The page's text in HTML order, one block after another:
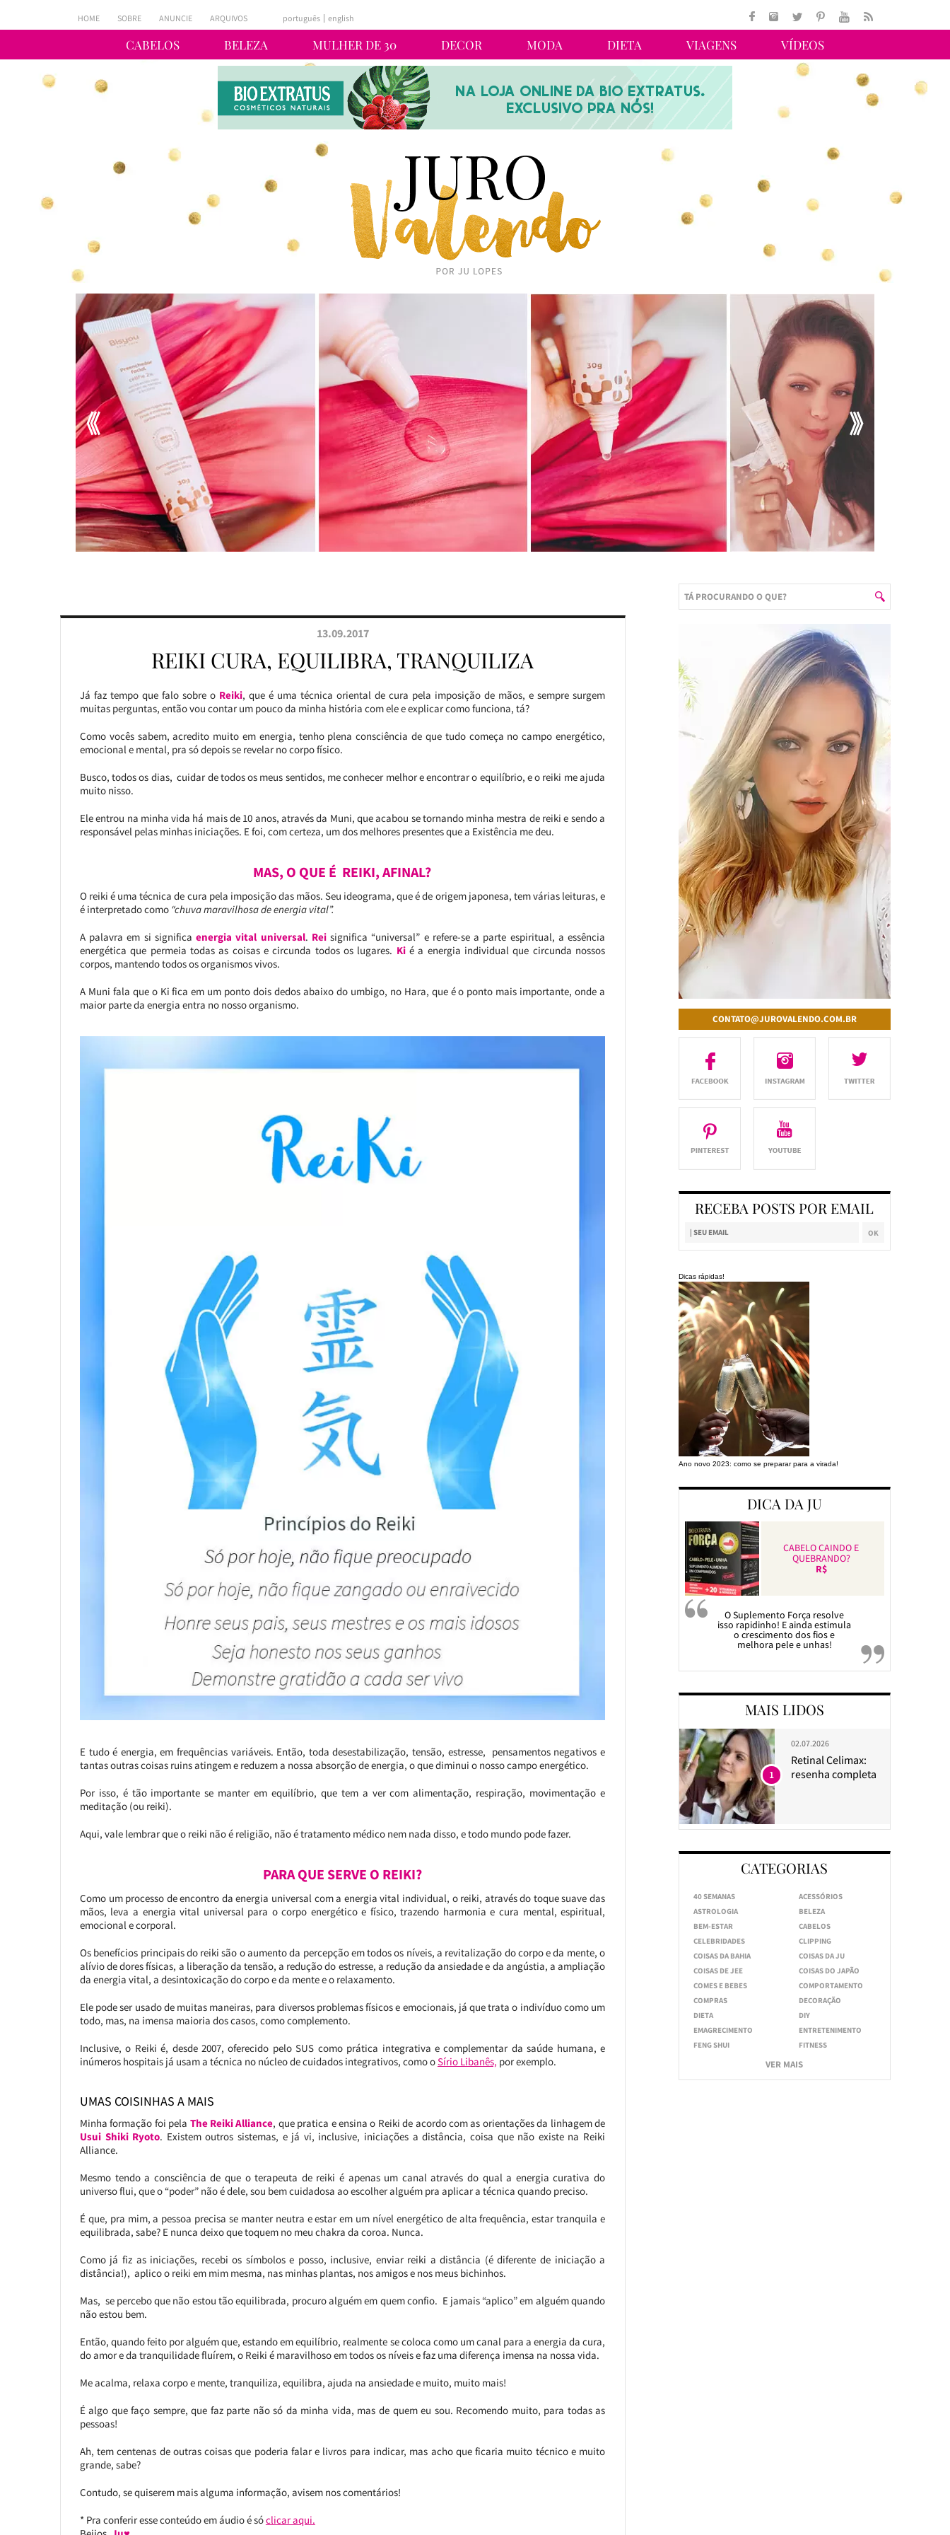
CABELOS BELEZA MULHER DE 30 DECOR MODA DIETA VIAGENS VÍDEOS
HOME SOBRE ANUNCIE ARQUIVOS português english
13.09.2017
REIKI CURA, EQUILIBRA, TRANQUILIZA
Já faz tempo que falo sobre o Reiki, que é uma técnica oriental de cura pela imposição de mãos, e sempre surgem
muitas perguntas, então vou contar um pouco da minha história com ele e explicar como funciona, tá?
Como vocês sabem, acredito muito em energia, tenho plena consciência de que tudo começa no campo energético,
emocional e mental, pra só depois se revelar no corpo físico.
Busco, todos os dias, cuidar de todos os meus sentidos, me conhecer melhor e encontrar o equilíbrio, e o reiki me ajuda
muito nisso.
Ele entrou na minha vida há mais de 10 anos, através da Muni, que acabou se tornando minha mestra de reiki e sendo a
responsável pelas minhas iniciações. E foi, com certeza, um dos melhores presentes que a Existência me deu.
MAS, O QUE É REIKI, AFINAL?
O reiki é uma técnica de cura pela imposição das mãos. Seu ideograma, que é de origem japonesa, tem várias leituras, e
é interpretado como “chuva maravilhosa de energia vital”.
A palavra em si significaenergia vital universal. Reisignifica “universal” e refere-se a parte espiritual, a essência
energética que permeia todas as coisas e circunda todos os lugares. Kié a energia individual que circunda nossos
corpos, mantendo todos os organismos vivos.
A Muni fala que o Ki fica em um ponto dois dedos abaixo do umbigo, no Hara, que é o ponto mais importante, onde a
maior parte da energia entra no nosso organismo.
E tudo é energia, em frequências variáveis. Então, toda desestabilização, tensão, estresse, pensamentos negativos e
tantas outras coisas ruins atingem e reduzem a nossa absorção de energia, o que diminui o nosso campo energético.
Por isso, é tão importante se manter em equilíbrio, que tem a ver com alimentação, respiração, movimentação e
meditação (ou reiki).
Aqui, vale lembrar que o reiki não é religião, não é tratamento médico nem nada disso, e todo mundo pode fazer.
PARA QUE SERVE O REIKI?
Como um processo de encontro da energia universal com a energia vital individual, o reiki, através do toque suave das
mãos, leva a energia vital universal para o corpo energético e físico, trazendo harmonia e cura mental, espiritual,
emocional e corporal.
Os benefícios principais do reiki são o aumento da percepção em todos os níveis, a revitalização do corpo e da mente, o
alívio de dores físicas, a liberação da tensão, a redução do estresse, a redução da ansiedade e da angústia, a ampliação
da energia vital, a desintoxicação do corpo e da mente e o relaxamento.
Ele pode ser usado de muitas maneiras, para diversos problemas físicos e emocionais, já que trata o indivíduo como um
todo, mas, na imensa maioria dos casos, como complemento.
Inclusive, o Reiki é, desde 2007, oferecido pelo SUS como prática integrativa e complementar da saúde humana, e
inúmeros hospitais já usam a técnica no núcleo de cuidados integrativos, como oSírio Libanês, por exemplo.
UMAS COISINHAS A MAIS
Minha formação foi pela The Reiki Alliance, que pratica e ensina o Reiki de acordo com as orientações da linhagem de
Usui Shiki Ryoto. Existem outros sistemas, e já vi, inclusive, iniciações a distância, coisa que não existe na Reiki
Alliance.
Mesmo tendo a consciência de que o terapeuta de reiki é apenas um canal através do qual a energia curativa do
universo flui, que o “poder” não é dele, sou bem cuidadosa ao escolher alguém pra aplicar a técnica quando preciso.
É que, pra mim, a pessoa precisa se manter neutra e estar em um nível energético de alta frequência, estar tranquila e
equilibrada, sabe? E nunca deixo que toquem no meu chakra da coroa. Nunca.
Como já fiz as iniciações, recebi os símbolos e posso, inclusive, enviar reiki a distância (é diferente de iniciação a
distância!), aplico o reiki em mim mesma, nas minhas plantas, nos amigos e nos meus bichinhos.
Mas, se percebo que não estou tão equilibrada, procuro alguém em quem confio. E jamais “aplico” em alguém quando
não estou bem.
Então, quando feito por alguém que, estando em equilíbrio, realmente se coloca como um canal para a energia da cura,
do amor e da tranquilidade fluírem, o Reiki é maravilhoso em todos os níveis e faz uma diferença imensa na nossa vida.
Me acalma, relaxa corpo e mente, tranquiliza, equilibra, ajuda na ansiedade e muito, muito mais!
É algo que faço sempre, que faz parte não só da minha vida, mas de quem eu sou. Recomendo muito, para todas as
pessoas!
Ah, tem centenas de outras coisas que poderia falar e livros para indicar, mas acho que ficaria muito técnico e muito
grande, sabe?
Contudo, se quiserem mais alguma informação, avisem nos comentários!
* Pra conferir esse conteúdo em áudio é sóclicar aqui.
CONTATO@JUROVALENDO.COM.BR
RECEBA POSTS POR EMAIL
Dicas rápidas!
Ano novo 2023: como se preparar para a virada!
DICA DA JU
CABELO CAINDO E
QUEBRANDO?
R$
O Suplemento Força resolve
isso rapidinho! E ainda estimula
o crescimento dos fios e
melhora pele e unhas!
MAIS LIDOS
02.07.2026
Retinal Celimax:
resenha completa
1
CATEGORIAS
40 SEMANAS
ACESSÓRIOS
ASTROLOGIA
BELEZA
BEM-ESTAR
CABELOS
CELEBRIDADES
CLIPPING
COISAS DA BAHIA
COISAS DA JU
COISAS DE JEE
COISAS DO JAPÃO
COMES E BEBES
COMPORTAMENTO
COMPRAS
DECORAÇÃO
DIETA
DIY
EMAGRECIMENTO
ENTRETENIMENTO
FENG SHUI
FITNESS
VER MAIS